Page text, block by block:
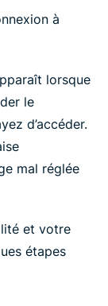
à
lorsque
le
d’accéder.
mal réglée
et votre
étapes